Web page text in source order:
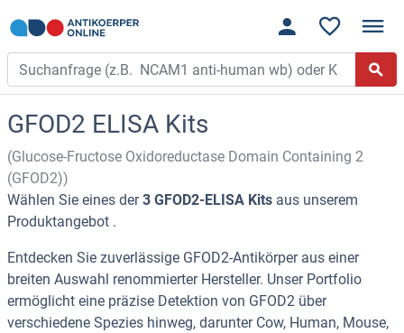
GFOD2 ELISA Kits
(Glucose-Fructose Oxidoreductase Domain Containing 2
(GFOD2))
Wählen Sie eines der3 GFOD2-ELISA Kits aus unserem
Produktangebot .
Entdecken Sie zuverlässige GFOD2-Antikörper aus einer
breiten Auswahl renommierter Hersteller. Unser Portfolio
ermöglicht eine präzise Detektion von GFOD2 über
verschiedene Spezies hinweg, darunter Cow, Human, Mouse,